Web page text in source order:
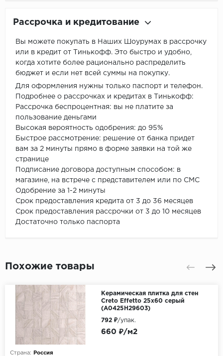
Рассрочка и кредитование
Вы можете покупать в Наших Шоурумах в рассрочку
или в кредит от Тинькофф. Это быстро и удобно,
когда хотите более рационально распределить
бюджет и если нет всей суммы на покупку.
Для оформления нужны только паспорт и телефон.
Подробнее о рассрочках и кредитах в Тинькофф:
Рассрочка беспроцентная: вы не платите за
пользование деньгами
Высокая вероятность одобрения: до 95%
Быстрое рассмотрение: решение от банка придет
вам за 2 минуты прямо в форме заявки на той же
странице
Подписание договора доступным способом: в
магазине, на встрече с представителем или по СМС
Одобрение за 1-2 минуты
Срок предоставления кредита от 3 до 36 месяцев
Срок предоставления рассрочки от 3 до 10 месяцев
Достаточно только паспорта
Похожие товары
Керамическая плитка для стен
Creto Effetto 25х60 серый
(A0425H29603)
Страна:
Россия
660 ₽/м2
792 ₽/упак.